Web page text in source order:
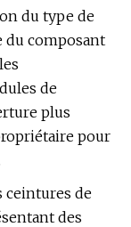
du type de
du composant
de
plus
pour
ceintures de
des